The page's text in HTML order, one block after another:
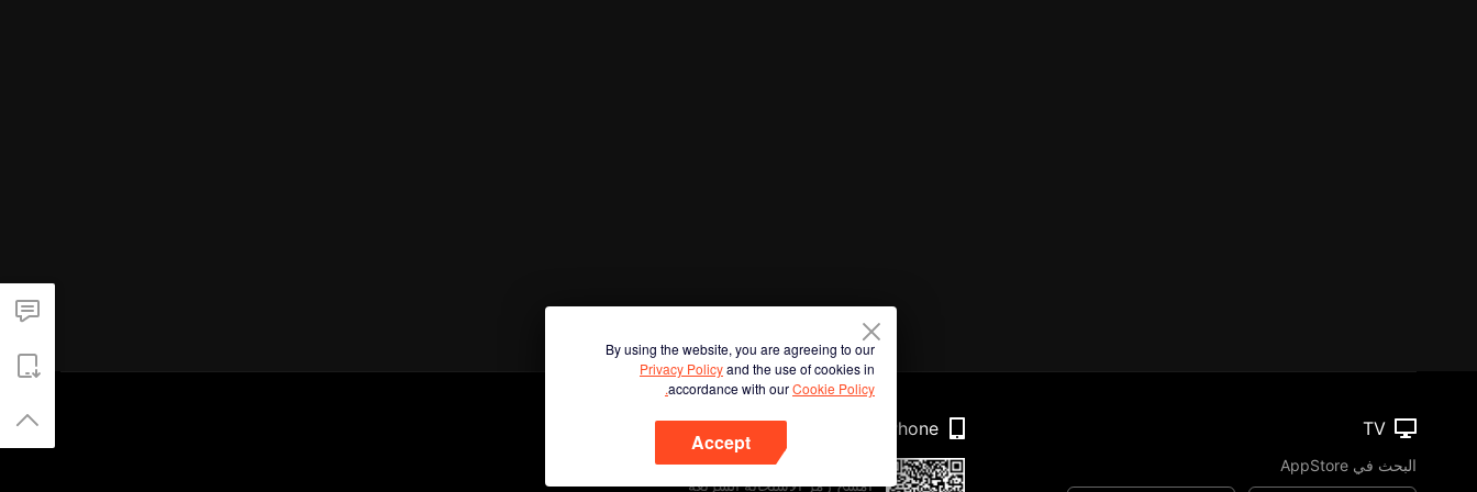
By using the website, you are agreeing to our
Privacy Policyand the use of cookies in
accordance with ourCookie Policy.
Accept
TV
البحث في AppStore
Phone
امسح رمز الاستجابة السريعة